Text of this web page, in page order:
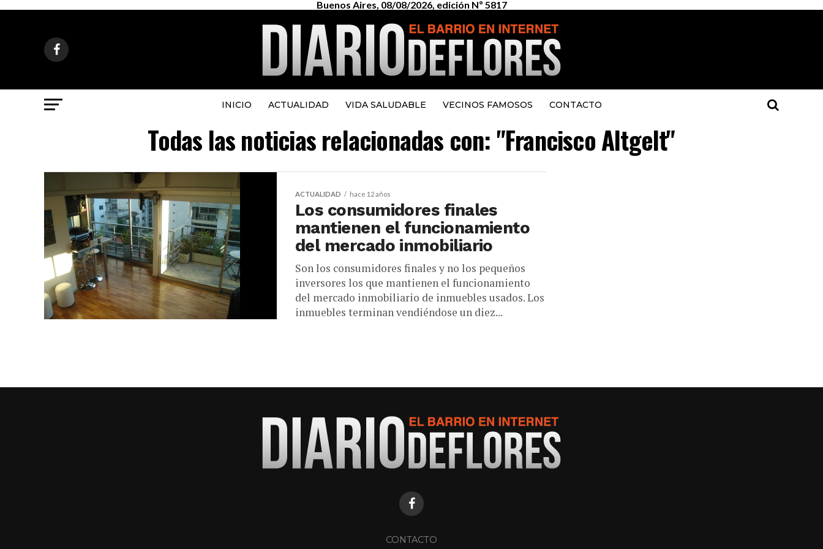
Buenos Aires, 08/08/2026, edición Nº 5817
INICIO ACTUALIDAD VIDA SALUDABLE VECINOS FAMOSOS CONTACTO
Todas las noticias relacionadas con: "Francisco Altgelt"
ACTUALIDAD hace 12 años
Los consumidores finales
mantienen el funcionamiento
del mercado inmobiliario
Son los consumidores finales y no los pequeños
inversores los que mantienen el funcionamiento
del mercado inmobiliario de inmuebles usados. Los
inmuebles terminan vendiéndose un diez...
CONTACTO